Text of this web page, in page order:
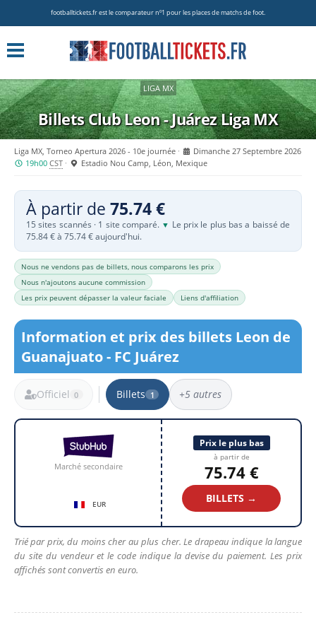
footballtickets.fr est le comparateur nº1 pour les places de matchs de foot.
LIGA MX
Billets Club Leon - JuárezLiga MX
Liga MX, Torneo Apertura 2026 - 10e journée
Dimanche 27 Septembre 2026
19h00CST Estadio Nou Camp, Léon, Mexique
À partir de 75.74 €
15 sites scannés · 1 site comparé. ▼ Le prix le plus bas a baissé de
75.84 € à 75.74 € aujourd'hui.
Nous ne vendons pas de billets, nous comparons les prix
Nous n'ajoutons aucune commission
Les prix peuvent dépasser la valeur faciale
Liens d'affiliation
Information et prix des billets Leon de
Guanajuato - FC Juárez
Officiel 0 Billets 1 +5 autres
1 résultat
Marché secondaire
EUR
Prix le plus bas
à partir de
75.74 €
BILLETS →
Trié par prix, du moins cher au plus cher. Le drapeau indique la langue
du site du vendeur et le code indique la devise du paiement. Les prix
affichés sont convertis en euro.